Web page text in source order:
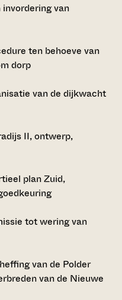
van
ten behoeve van
dorp
van de dijkwacht
II, ontwerp,
plan Zuid,
tot wering van
van de Polder
van de Nieuwe